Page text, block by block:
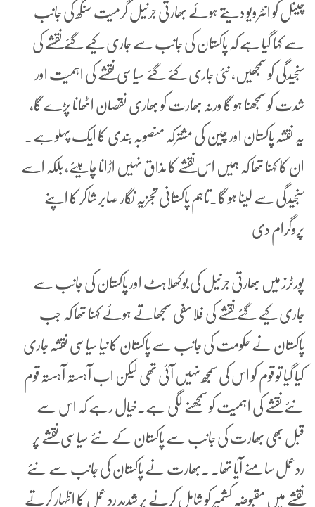
چینل کو انٹرویو دیتے ہوئے بھارتی جرنیل گرمیت سنگھ کی جانب
سے کہا گیا ہے کہ پاکستان کی جانب سے جاری کیے گئے نقشے کی
سنجیدگی کو سمجھیں، نئی جاری کئے گئے سیاسی نقشے کی اہمیت اور
شدت کو سمجھنا ہو گا ورنہ بھارت کو بھاری نقصان اٹھانا پڑے گا،
یہ نقشہ پاکستان اور چین کی مشترکہ منصوبہ بندی کا ایک پہلو ہے۔
ان کا کہنا تھا کہ ہمیں اس نقشے کا مذاق نہیں اڑانا چاہیئے، بلکہ اسے
سنجیدگی سے لینا ہو گا۔تاہم پاکستانی تجزیہ نگار صابر شاکر کا اپنے
پروگرام دی
پورٹرز میں بھارتی جرنیل کی بوکھلاہٹ اور پاکستان کی جانب سے
جاری کیے گئے نقشے کی فلاسفی سمجھاتے ہوئے کہنا تھا کہ جب
پاکستان نے حکومت کی جانب سے پاکستان کا نیا سیاسی نقشہ جاری
کیا گیا تو قوم کو اس کی سمجھ نہیں آئی تھی لیکن اب آہستہ آہستہ قوم
نئے نقشے کی اہمیت کو سمجھنے لگی ہے۔خیال رہے کہ اس سے
قبل بھی بھارت کی جانب سے پاکستان کے نئے سیاسی نقشے پر
ردعمل سامنے آیا تھا۔ ۔بھارت نے پاکستان کی جانب سے نئے
نقشے میں مقبوضہ کشمیر کو شامل کرنے پر شدید رد عمل کا اظہار کرتے